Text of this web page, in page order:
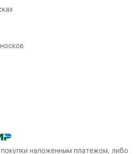
наложенным платежом, либо